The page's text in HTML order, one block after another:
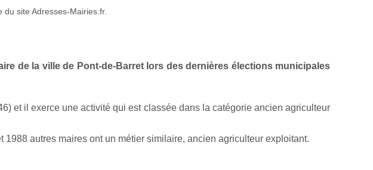
site Adresses-Mairies.fr.
de la ville de Pont-de-Barret lors des dernières élections municipales
et il exerce une activité qui est classée dans la catégorie ancien agriculteur
autres maires ont un métier similaire, ancien agriculteur exploitant.